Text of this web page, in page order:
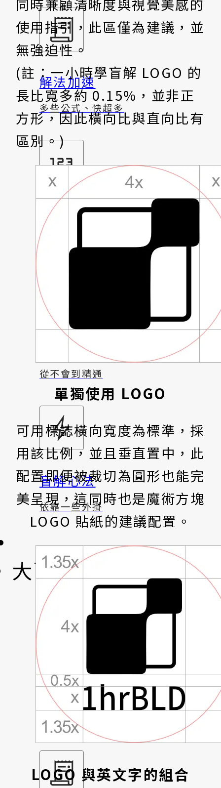
解法加速
多些公式、快超多
基礎編碼
最有效的加速法
盲解學習之路
從不會到精通
盲解心法
依靠一些外掛
大百科
高手專區
公式庫
高效率快速解
使用指引，此區僅為建議，並
無強迫性。
(註：一小時學盲解 LOGO 的
長比寬多約 0.15%，並非正
方形，因此橫向比與直向比有
區別。)
單獨使用 LOGO
可用標誌橫向寬度為標準，採
用該比例，並且垂直置中，此
配置即便被裁切為圓形也能完
美呈現，這同時也是魔術方塊
LOGO 貼紙的建議配置。
LOGO 與英文字的組合